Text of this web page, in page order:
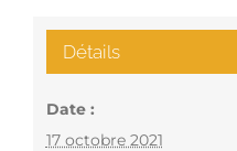
Détails
Date :
17 octobre 2021